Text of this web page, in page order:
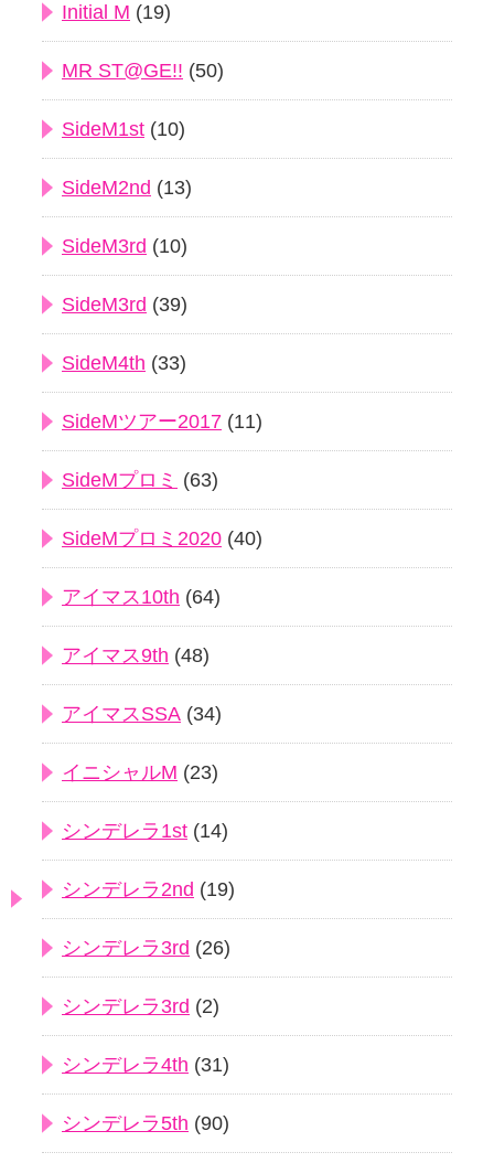
Initial M (19)
MR ST@GE!! (50)
SideM1st (10)
SideM2nd (13)
SideM3rd (10)
SideM3rd (39)
SideM4th (33)
SideMツアー2017 (11)
SideMプロミ (63)
SideMプロミ2020 (40)
アイマス10th (64)
アイマス9th (48)
アイマスSSA (34)
イニシャルM (23)
シンデレラ1st (14)
シンデレラ2nd (19)
シンデレラ3rd (26)
シンデレラ3rd (2)
シンデレラ4th (31)
シンデレラ5th (90)